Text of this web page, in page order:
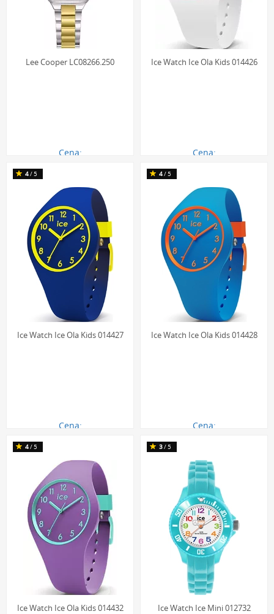
Lee Cooper LC08266.250
Cena:
Ice Watch Ice Ola Kids 014426
Cena:
Ice Watch Ice Ola Kids 014427
Cena:
4/5
Ice Watch Ice Ola Kids 014428
Cena:
4/5
360
Ice Watch Ice Ola Kids 014432
4/5
Ice Watch Ice Mini 012732
3/5